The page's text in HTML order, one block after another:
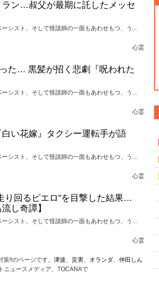
ン…叔父が最期に託したメッセ
シスト、そして怪談師の一面もあわせもつ、う...
心霊
た… 黒髪が招く悲劇『呪われた
シスト、そして怪談師の一面もあわせもつ、う...
心霊
い花嫁』タクシー運転手が語
シスト、そして怪談師の一面もあわせもつ、う...
心霊
り回るピエロ”を目撃した結果…
し奇譚】
シスト、そして怪談師の一面もあわせもつ、う...
心霊
!!のページです。 津波、 災害、 オランダ、 仲田しん
ニュースメディア、TOCANAで